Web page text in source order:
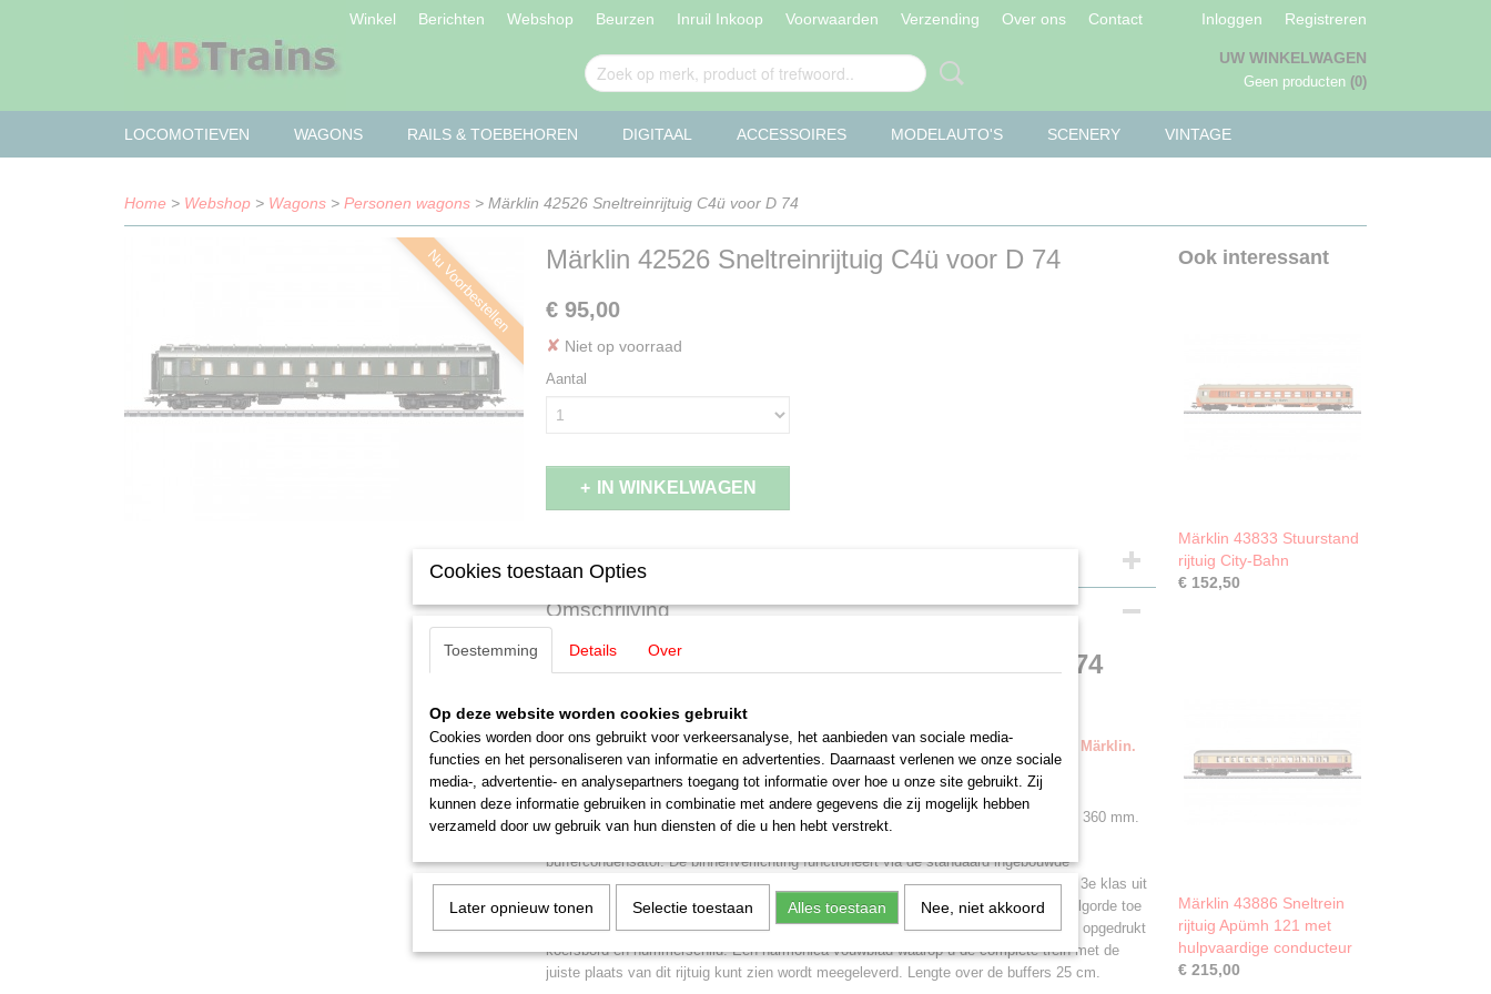
Winkel Berichten Webshop Beurzen Inruil Inkoop Voorwaarden Verzending Over ons Contact Inloggen Registreren
UW WINKELWAGEN
Geen producten (0)
LOCOMOTIEVEN WAGONS RAILS & TOEBEHOREN DIGITAAL ACCESSOIRES MODELAUTO'S SCENERY VINTAGE
Home > Webshop > Wagons > Personen wagons > Märklin 42526 Sneltreinrijtuig C4ü voor D 74
Nu Voorbestellen Märklin 42526 Sneltreinrijtuig C4ü voor D 74
€ 95,00
✘ Niet op voorraad
Aantal
IN WINKELWAGEN
Specificaties
Schaal
Staat
Omschrijving
Märklin 42526 Sneltreinrijtuig C4ü voor D 74
Een aanbetaling is NIET nodig!
Betalen en afhalen of opsturen geschied binnen 30 dagen na uitlevering door Märklin.
Vier-assig sneltreinrijtuig C4ü (Standaardtype 1928-30), 3e klas.
Model: Gedetailleerde uitvoering in de juiste lengteschaal. Kleinst berijdbare radius 360 mm.
Standaard voorzien van interieurverlichting met warm-witte lichtdiodes (LED) en
buffercondensator. De binnenverlichting functioneert via de standaard ingebouwde
stroomgeleidende kortkoppelingen samen met het sneltreinrijtuig ABC4ü, 1e, 2e en 3e klas uit
set 42491 dat een sleepcontact heeft. Daarom is het nodig de aangegeven rijtuigvolgorde toe
te passen. Een korte gummibalg om zelf te wisselen wordt apart meegeleverd. Met opgedrukt
koersbord en nummerschild. Een harmonica vouwblad waarop u de complete trein met de
juiste plaats van dit rijtuig kunt zien wordt meegeleverd. Lengte over de buffers 25 cm.
Ook interessant
Märklin 43833 Stuurstand
rijtuig City-Bahn
€ 152,50
Märklin 43886 Sneltrein
rijtuig Apümh 121 met
hulpvaardige conducteur
€ 215,00
Cookies toestaan Opties
Toestemming Details Over
Op deze website worden cookies gebruikt
Cookies worden door ons gebruikt voor verkeersanalyse, het aanbieden van sociale media-
functies en het personaliseren van informatie en advertenties. Daarnaast verlenen we onze sociale
media-, advertentie- en analysepartners toegang tot informatie over hoe u onze site gebruikt. Zij
kunnen deze informatie gebruiken in combinatie met andere gegevens die zij mogelijk hebben
verzameld door uw gebruik van hun diensten of die u hen hebt verstrekt.
Later opnieuw tonen Selectie toestaan Alles toestaan Nee, niet akkoord